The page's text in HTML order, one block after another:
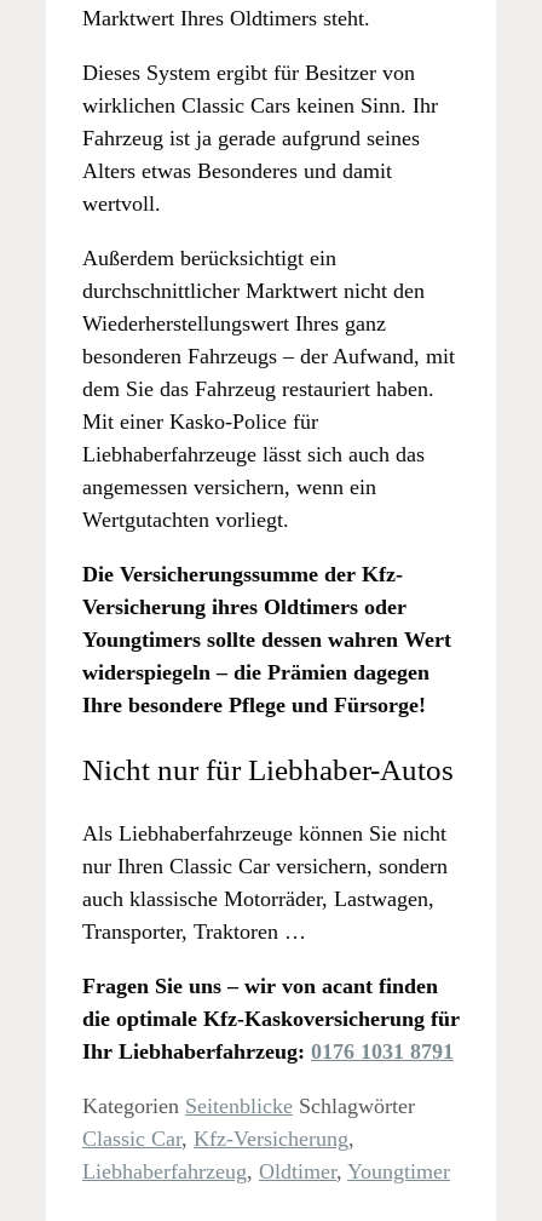
Marktwert Ihres Oldtimers steht.
Dieses System ergibt für Besitzer von
wirklichen Classic Cars keinen Sinn. Ihr
Fahrzeug ist ja gerade aufgrund seines
Alters etwas Besonderes und damit
wertvoll.
Außerdem berücksichtigt ein
durchschnittlicher Marktwert nicht den
Wiederherstellungswert Ihres ganz
besonderen Fahrzeugs – der Aufwand, mit
dem Sie das Fahrzeug restauriert haben.
Mit einer Kasko-Police für
Liebhaberfahrzeuge lässt sich auch das
angemessen versichern, wenn ein
Wertgutachten vorliegt.
Die Versicherungssumme der Kfz-
Versicherung ihres Oldtimers oder
Youngtimers sollte dessen wahren Wert
widerspiegeln – die Prämien dagegen
Ihre besondere Pflege und Fürsorge!
Nicht nur für Liebhaber-Autos
Als Liebhaberfahrzeuge können Sie nicht
nur Ihren Classic Car versichern, sondern
auch klassische Motorräder, Lastwagen,
Transporter, Traktoren …
Fragen Sie uns – wir von acant finden
die optimale Kfz-Kaskoversicherung für
Ihr Liebhaberfahrzeug: 0176 1031 8791
Kategorien Seitenblicke Schlagwörter
Classic Car, Kfz-Versicherung,
Liebhaberfahrzeug, Oldtimer, Youngtimer